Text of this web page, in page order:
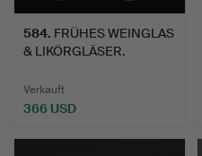
584. FRÜHES WEINGLAS
& LIKÖRGLÄSER.
Verkauft
366 USD